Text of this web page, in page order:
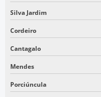
SERVIÇOS DE TOPOGRAFIA
SERVIÇOS DE TOPOGRAFIA
Silva Jardim
Cordeiro
Cantagalo
Mendes
Porciúncula